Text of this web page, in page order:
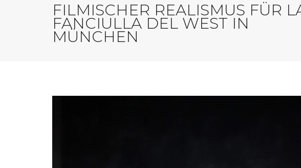
FILMISCHER REALISMUS FÜR
FANCIULLA DEL WEST IN
MÜNCHEN